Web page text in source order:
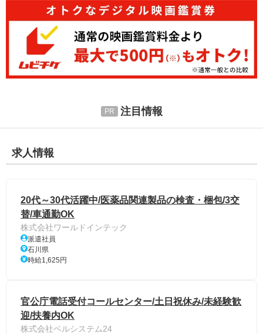
注目情報
求人情報
20代～30代活躍中/医薬品関連製品の検査・梱包/3交
替/車通勤OK
株式会社ワールドインテック
派遣社員
石川県
時給1,625円
官公庁電話受付コールセンター/土日祝休み/未経験歓
迎/扶養内OK
株式会社ベルシステム24